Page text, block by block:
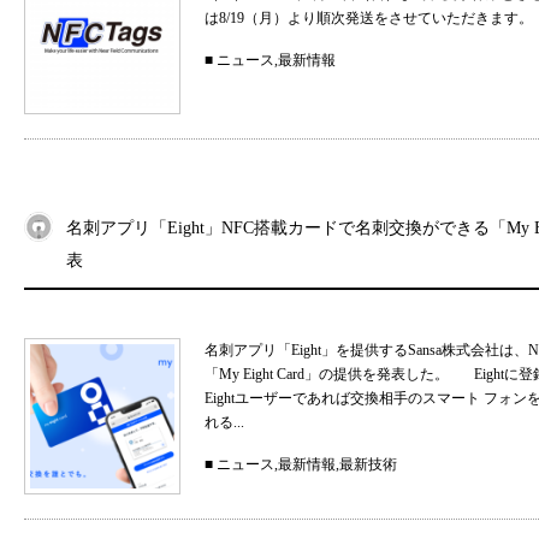
は8/19（月）より順次発送をさせていただき
■ ニュース,最新情報
名刺アプリ「Eight」NFC搭載カードで名刺交換ができる「My
表
名刺アプリ「Eight」を提供するSansa株式会社は
「My Eight Card」の提供を発表した。 Eightに
Eightユーザーであれば交換相手のスマート フォン
れる...
■ ニュース,最新情報,最新技術